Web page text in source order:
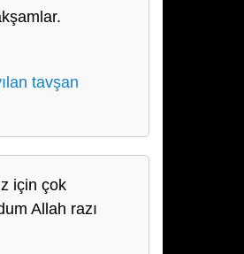
tavşan
için çok
Allah razı